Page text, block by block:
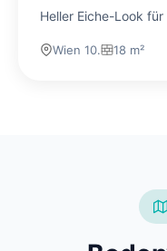
Heller Eiche-Look
Wien 10. 18 m²